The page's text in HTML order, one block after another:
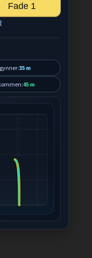
Fade 1
35 m
45 m